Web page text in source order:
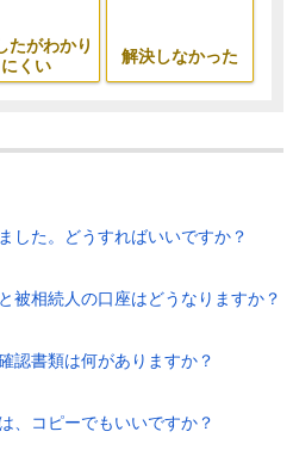
たがわかり
にくい
解決しなかった
した。どうすればいいですか？
被相続人の口座はどうなりますか？
認書類は何がありますか？
、コピーでもいいですか？